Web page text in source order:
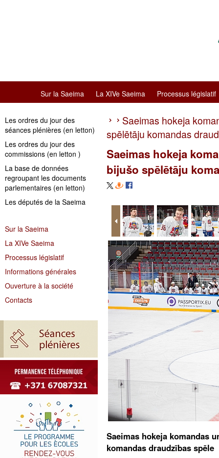
Sur la Saeima La XIVe Saeima Processus législatif
Les ordres du jour des
séances plénières (en letton)
Les ordres du jour des
commissions (en letton )
La base de données
regroupant les documents
parlementaires (en letton)
Les députés de la Saeima
Sur la Saeima
La XIVe Saeima
Processus législatif
Informations générales
Ouverture à la société
Contacts
Saeimas hokeja
spēlētāju komandas
Saeimas hokeja
bijušo spēlētāju
Saeimas hokeja komandas
komandas draudzības spēle